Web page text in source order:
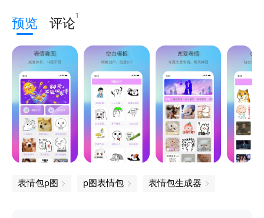
预览 评论1
表情包p图 p图表情包 表情包生成器